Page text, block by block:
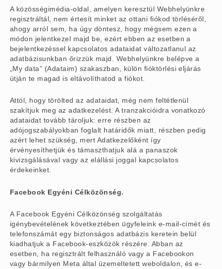
A közösségimédia-oldal, amelyen keresztül Webhelyünkre
regisztráltál, nem értesít minket az ottani fiókod törléséről,
ahogy arról sem, ha úgy döntesz, hogy mégsem ezen a
módon jelentkezel majd be, ezért ebben az esetben a
bejelentkezéssel kapcsolatos adataidat változatlanul az
adatbázisunkban őrizzük majd. Webhelyünkre belépve a
„My data” (Adataim) szakaszban, külön fióktörlési eljárás
útján te magad is eltávolíthatod a fiókot.
Attól, hogy törölted az adataidat, még nem feltétlenül
szakítjuk meg az adatkezelést. A tranzakcióidra vonatkozó
adataidat tovább tároljuk: erre részben az
adójogszabályokban foglalt határidők miatt, részben pedig
azért lehet szükség, mert Adatkezelőként így
érvényesíthetjük és támaszthatjuk alá a panaszok
kivizsgálásával vagy az elállási joggal kapcsolatos
érdekeinket.
Facebook Egyéni Célközönség.
A Facebook Egyéni Célközönség szolgáltatás
igénybevételének következtében ügyfeleink e-mail-címét és
telefonszámát egy biztonságos adatbázis keretein belül
kiadhatjuk a Facebook-eszközök részére. Abban az
esetben, ha regisztrált felhasználó vagy a Facebookon
vagy bármilyen Meta által üzemeltetett weboldalon, és e-